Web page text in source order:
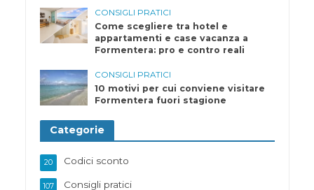
CONSIGLI PRATICI
Come scegliere tra hotel e
appartamenti e case vacanza a
Formentera: pro e contro reali
CONSIGLI PRATICI
10 motivi per cui conviene visitare
Formentera fuori stagione
Categorie
Codici sconto
20
Consigli pratici
107